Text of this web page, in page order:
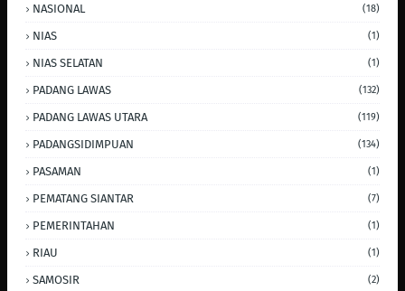
NASIONAL (18)
NIAS (1)
NIAS SELATAN (1)
PADANG LAWAS (132)
PADANG LAWAS UTARA (119)
PADANGSIDIMPUAN (134)
PASAMAN (1)
PEMATANG SIANTAR (7)
PEMERINTAHAN (1)
RIAU (1)
SAMOSIR (2)